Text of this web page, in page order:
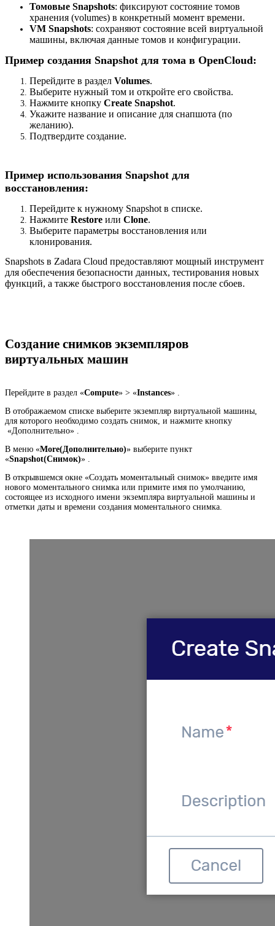
Томовые Snapshots: фиксируют состояние томов
хранения (volumes) в конкретный момент времени.
VM Snapshots: сохраняют состояние всей виртуальной
машины, включая данные томов и конфигурации.
Пример создания Snapshot для тома в OpenCloud:
Перейдите в раздел Volumes.
Выберите нужный том и откройте его свойства.
Нажмите кнопку Create Snapshot.
Укажите название и описание для снапшота (по
желанию).
Подтвердите создание.
Пример использования Snapshot для
восстановления:
Перейдите к нужному Snapshot в списке.
Нажмите Restore или Clone.
Выберите параметры восстановления или
клонирования.
Snapshots в Zadara Cloud предоставляют мощный инструмент
для обеспечения безопасности данных, тестирования новых
функций, а также быстрого восстановления после сбоев.
Создание снимков экземпляров
виртуальных машин
Перейдите в раздел «Compute» > «Instances» .
В отображаемом списке выберите экземпляр виртуальной машины,
для которого необходимо создать снимок, и нажмите кнопку
«Дополнительно» .
В меню «More(Дополнительно)» выберите пункт
«Snapshot(Снимок)» .
В открывшемся окне «Создать моментальный снимок» введите имя
нового моментального снимка или примите имя по умолчанию,
состоящее из исходного имени экземпляра виртуальной машины и
отметки даты и времени создания моментального снимка.